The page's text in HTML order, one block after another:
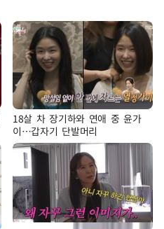
18살 차 장기하와 연애 중 윤가
이…갑자기 단발머리